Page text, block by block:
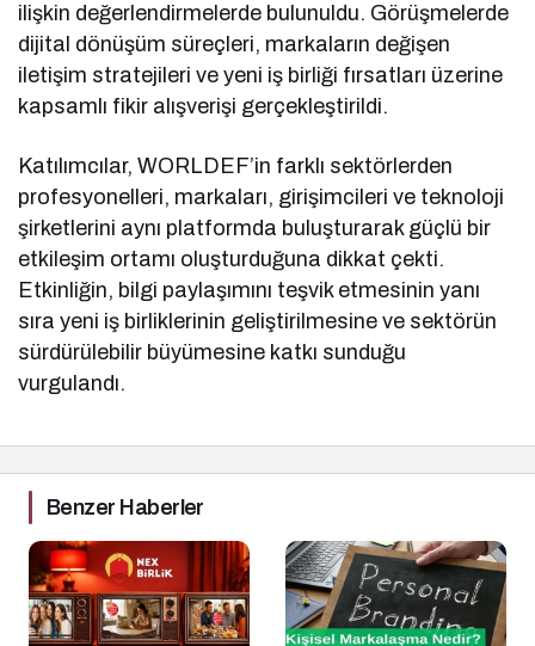
ilişkin değerlendirmelerde bulunuldu. Görüşmelerde
dijital dönüşüm süreçleri, markaların değişen
iletişim stratejileri ve yeni iş birliği fırsatları üzerine
kapsamlı fikir alışverişi gerçekleştirildi.
Katılımcılar, WORLDEF’in farklı sektörlerden
profesyonelleri, markaları, girişimcileri ve teknoloji
şirketlerini aynı platformda buluşturarak güçlü bir
etkileşim ortamı oluşturduğuna dikkat çekti.
Etkinliğin, bilgi paylaşımını teşvik etmesinin yanı
sıra yeni iş birliklerinin geliştirilmesine ve sektörün
sürdürülebilir büyümesine katkı sunduğu
vurgulandı.
Benzer Haberler